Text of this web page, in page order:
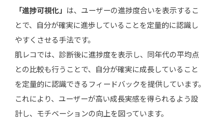
「進捗可視化」 は、ユーザーの進捗度合いを表示するこ
とで、自分が確実に進歩していることを定量的に認識し
やすくさせる手法です。
肌レコでは、診断後に進捗度を表示し、同年代の平均点
との比較も行うことで、自分が確実に成長していること
を定量的に認識できるフィードバックを提供しています。
これにより、ユーザーが高い成長実感を得られるよう設
計し、モチベーションの向上を図っています。